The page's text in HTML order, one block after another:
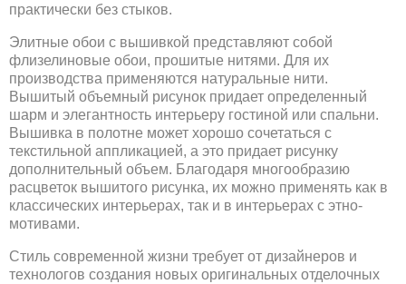
практически без стыков.
Элитные обои с вышивкой представляют собой
флизелиновые обои, прошитые нитями. Для их
производства применяются натуральные нити.
Вышитый объемный рисунок придает определенный
шарм и элегантность интерьеру гостиной или спальни.
Вышивка в полотне может хорошо сочетаться с
текстильной аппликацией, а это придает рисунку
дополнительный объем. Благодаря многообразию
расцветок вышитого рисунка, их можно применять как в
классических интерьерах, так и в интерьерах с этно-
мотивами.
Стиль современной жизни требует от дизайнеров и
технологов создания новых оригинальных отделочных